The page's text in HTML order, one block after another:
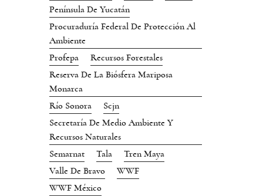
Península De Yucatán
Procuraduría Federal De Protección Al
Ambiente
Profepa
Recursos Forestales
Reserva De La Biósfera Mariposa
Monarca
Río Sonora
Scjn
Secretaría De Medio Ambiente Y
Recursos Naturales
Semarnat
Tala
Tren Maya
Valle De Bravo
WWF
WWF México